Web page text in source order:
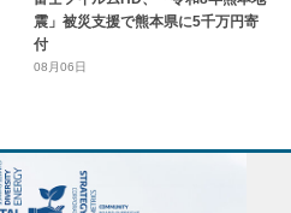
震」被災支援で熊本県に5千万円寄
付
08月06日